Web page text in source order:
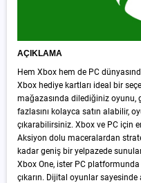
AÇIKLAMA
Hem Xbox hem de PC
Xbox hediye kartları ideal bir
mağazasında dilediğiniz oyunu,
fazlasını kolayca satın alabilir,
çıkarabilirsiniz. Xbox ve PC için
Aksiyon dolu maceralardan
kadar geniş bir yelpazede
Xbox One, ister PC
çıkarın. Dijital oyunlar